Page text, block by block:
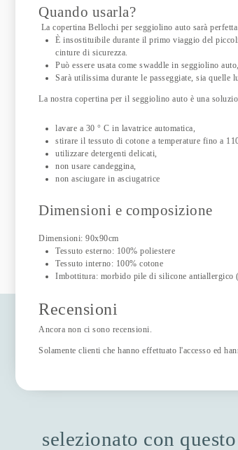
Quando usarla?
La copertina Bellochi per seggiolino auto sarà
È insostituibile durante il primo viaggio del
cinture di sicurezza.
Può essere usata come swaddle in seggiolino
Sarà utilissima durante le passeggiate, sia quelle
La nostra copertina per il seggiolino auto è una
lavare a 30 ° C in lavatrice automatica,
stirare il tessuto di cotone a temperature fino a
utilizzare detergenti delicati,
non usare candeggina,
non asciugare in asciugatrice
Dimensioni e composizione
Dimensioni: 90x90cm
Tessuto esterno: 100% poliestere
Tessuto interno: 100% cotone
Imbottitura: morbido pile di silicone antiallergico
Recensioni
Ancora non ci sono recensioni.
Solamente clienti che hanno effettuato l'accesso ed
selezionato con